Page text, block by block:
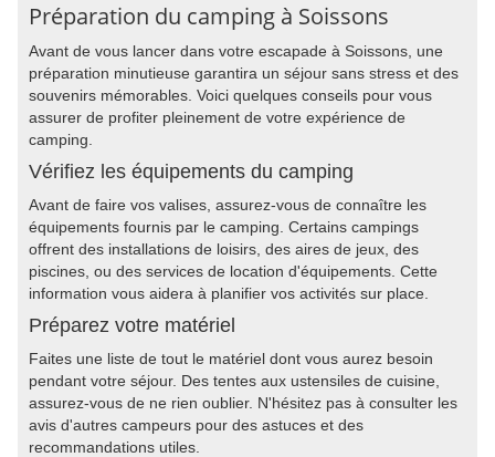
Préparation du camping à Soissons
Avant de vous lancer dans votre escapade à Soissons, une
préparation minutieuse garantira un séjour sans stress et des
souvenirs mémorables. Voici quelques conseils pour vous
assurer de profiter pleinement de votre expérience de
camping.
Vérifiez les équipements du camping
Avant de faire vos valises, assurez-vous de connaître les
équipements fournis par le camping. Certains campings
offrent des installations de loisirs, des aires de jeux, des
piscines, ou des services de location d'équipements. Cette
information vous aidera à planifier vos activités sur place.
Préparez votre matériel
Faites une liste de tout le matériel dont vous aurez besoin
pendant votre séjour. Des tentes aux ustensiles de cuisine,
assurez-vous de ne rien oublier. N'hésitez pas à consulter les
avis d'autres campeurs pour des astuces et des
recommandations utiles.